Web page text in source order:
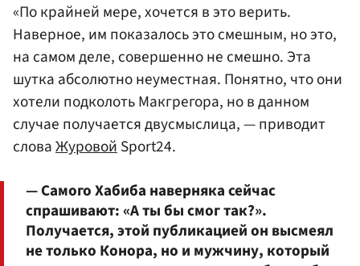
«По крайней мере, хочется в это верить.
Наверное, им показалось это смешным, но это,
на самом деле, совершенно не смешно. Эта
шутка абсолютно неуместная. Понятно, что они
хотели подколоть Макгрегора, но в данном
случае получается двусмыслица, — приводит
словаЖуровойSport24.
— Самого Хабиба наверняка сейчас
спрашивают: «А ты бы смог так?».
Получается, этой публикацией он высмеял
не только Конора, но и мужчину, который